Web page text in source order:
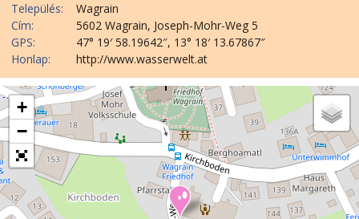
Település:
Wagrain
Cím:
5602 Wagrain, Joseph-Mohr-Weg 5
GPS:
47° 19′ 58.19642″, 13° 18′ 13.67867″
Honlap:
http://www.wasserwelt.at
+
−